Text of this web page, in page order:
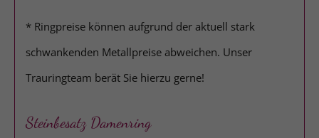
* Ringpreise können aufgrund der aktuell stark
schwankenden Metallpreise abweichen. Unser
Trauringteam berät Sie hierzu gerne!
Steinbesatz Damenring